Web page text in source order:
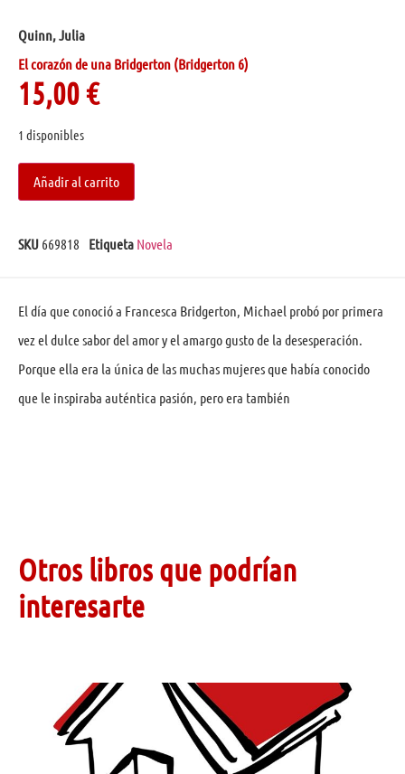
Quinn, Julia
El corazón de una Bridgerton (Bridgerton 6)
15,00€
1 disponibles
Añadir al carrito
SKU 669818 Etiqueta Novela
El día que conoció a Francesca Bridgerton, Michael probó por primera
vez el dulce sabor del amor y el amargo gusto de la desesperación.
Porque ella era la única de las muchas mujeres que había conocido
que le inspiraba auténtica pasión, pero era también
Otros libros que podrían
interesarte